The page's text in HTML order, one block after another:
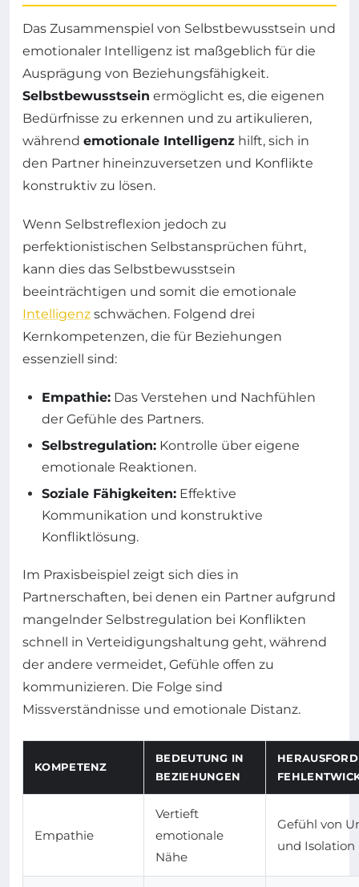
Das Zusammenspiel von Selbstbewusstsein und
emotionaler Intelligenz ist maßgeblich für die
Ausprägung von Beziehungsfähigkeit.
Selbstbewusstsein ermöglicht es, die eigenen
Bedürfnisse zu erkennen und zu artikulieren,
während emotionale Intelligenz hilft, sich in
den Partner hineinzuversetzen und Konflikte
konstruktiv zu lösen.
Wenn Selbstreflexion jedoch zu
perfektionistischen Selbstansprüchen führt,
kann dies das Selbstbewusstsein
beeinträchtigen und somit die emotionale
Intelligenz schwächen. Folgend drei
Kernkompetenzen, die für Beziehungen
essenziell sind:
Empathie: Das Verstehen und Nachfühlen
der Gefühle des Partners.
Selbstregulation: Kontrolle über eigene
emotionale Reaktionen.
Soziale Fähigkeiten: Effektive
Kommunikation und konstruktive
Konfliktlösung.
Im Praxisbeispiel zeigt sich dies in
Partnerschaften, bei denen ein Partner aufgrund
mangelnder Selbstregulation bei Konflikten
schnell in Verteidigungshaltung geht, während
der andere vermeidet, Gefühle offen zu
kommunizieren. Die Folge sind
Missverständnisse und emotionale Distanz.
KOMPETENZ
BEDEUTUNG IN
BEZIEHUNGEN
Empathie
Vertieft
emotionale
Nähe
Gefühl von
und Isolation